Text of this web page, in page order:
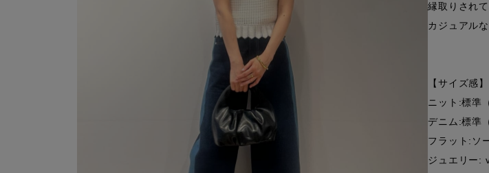
縁取りされ
カジュアル
【サイズ感
ニット:標準
デニム:標準
フラット:ソ
ジュエリー: